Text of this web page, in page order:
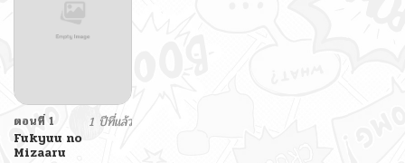
ตอนที่ 1
1 ปีที่แล้ว
Fukyuu no
Mizaaru